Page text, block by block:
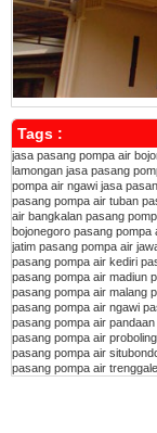
Tags :
jasa pasang pompa air
lamongan jasa pasang
pompa air ngawi jasa
pasang pompa air tuban
air bangkalan pasang
bojonegoro pasang pompa
jatim pasang pompa air
pasang pompa air kediri
pasang pompa air madiun
pasang pompa air malang
pasang pompa air ngawi
pasang pompa air pandaan
pasang pompa air
pasang pompa air
pasang pompa air